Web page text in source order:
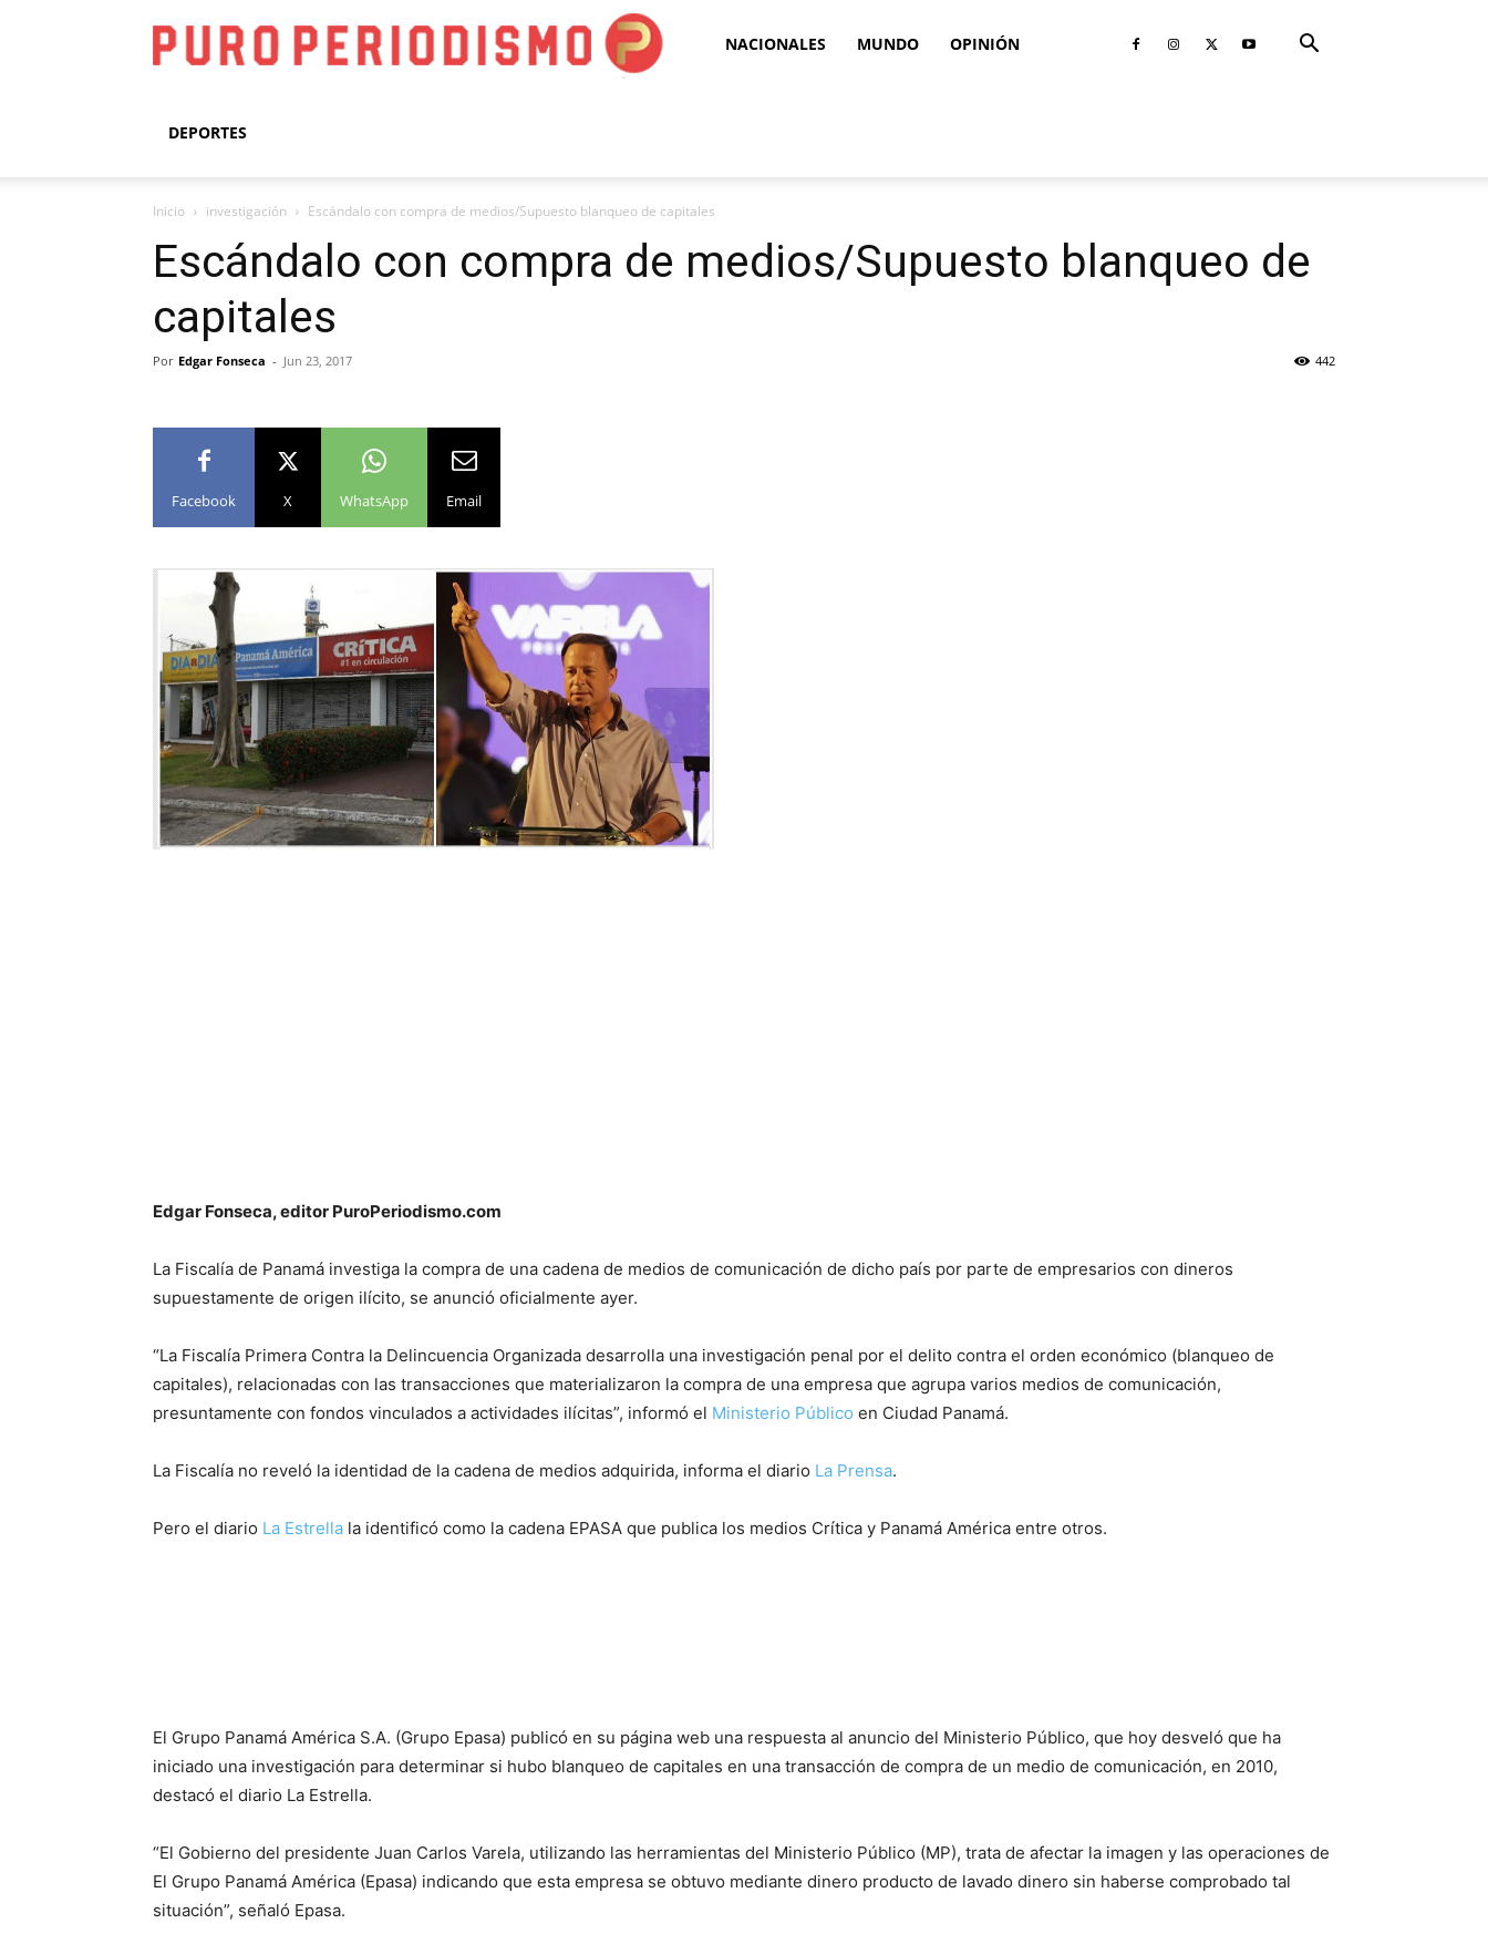
Puro NACIONALES MUNDO OPINIÓN
DEPORTES
Inicio investigación Escándalo con compra de medios/Supuesto blanqueo de capitales
Escándalo con compra de medios/Supuesto blanqueo de
capitales
Por Edgar Fonseca - Jun 23, 2017 442
Facebook X WhatsApp Email
Edgar Fonseca, editor PuroPeriodismo.com
La Fiscalía de Panamá investiga la compra de una cadena de medios de comunicación de dicho país por parte de empresarios con dineros
supuestamente de origen ilícito, se anunció oficialmente ayer.
“La Fiscalía Primera Contra la Delincuencia Organizada desarrolla una investigación penal por el delito contra el orden económico (blanqueo de
capitales), relacionadas con las transacciones que materializaron la compra de una empresa que agrupa varios medios de comunicación,
presuntamente con fondos vinculados a actividades ilícitas”, informó el Ministerio Público en Ciudad Panamá.
La Fiscalía no reveló la identidad de la cadena de medios adquirida, informa el diario La Prensa.
Pero el diario La Estrella la identificó como la cadena EPASA que publica los medios Crítica y Panamá América entre otros.
El Grupo Panamá América S.A. (Grupo Epasa) publicó en su página web una respuesta al anuncio del Ministerio Público, que hoy desveló que ha
iniciado una investigación para determinar si hubo blanqueo de capitales en una transacción de compra de un medio de comunicación, en 2010,
destacó el diario La Estrella.
“El Gobierno del presidente Juan Carlos Varela, utilizando las herramientas del Ministerio Público (MP), trata de afectar la imagen y las operaciones de
El Grupo Panamá América (Epasa) indicando que esta empresa se obtuvo mediante dinero producto de lavado dinero sin haberse comprobado tal
situación”, señaló Epasa.